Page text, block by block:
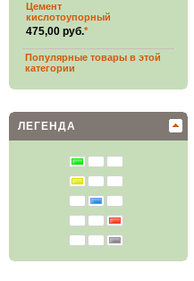
Цемент
кислотоупорный
475,00 руб.*
Популярные товары в этой
категории
ЛЕГЕНДА